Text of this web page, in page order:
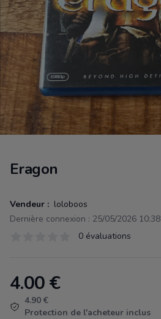
Eragon
Vendeur : loloboos
Dernière connexion : 25/05/2026 10:38
0 évaluations
Product information
4.00€
4.90 €
Protection de l'acheteur inclus